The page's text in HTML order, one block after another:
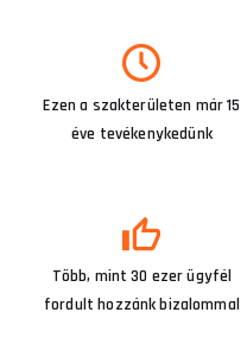
Ezen a szakterületen már 15
éve tevékenykedünk
Több, mint 30 ezer ügyfél
fordult hozzánk bizalommal